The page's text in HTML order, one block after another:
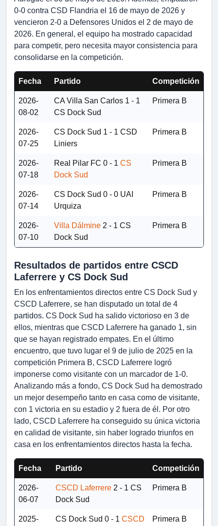
0-0 contra CSD Flandria el 16 de mayo de 2026 y
vencieron 2-0 a Defensores Unidos el 2 de mayo de
2026. En general, el equipo ha mostrado capacidad
para competir, pero necesita mayor consistencia para
consolidarse en la competición.
Fecha Partido Competición
2026-
08-02
CA Villa San Carlos 1 - 1
CS Dock Sud
Primera B
2026-
07-25
CS Dock Sud 1 - 1 CSD
Liniers
Primera B
2026-
07-18
Real Pilar FC 0 - 1 CS
Dock Sud
Primera B
2026-
07-14
CS Dock Sud 0 - 0 UAI
Urquiza
Primera B
2026-
07-10
Villa Dálmine 2 - 1 CS
Dock Sud
Primera B
Resultados de partidos entre CSCD
Laferrere y CS Dock Sud
En los enfrentamientos directos entre CS Dock Sud y
CSCD Laferrere, se han disputado un total de 4
partidos. CS Dock Sud ha salido victorioso en 3 de
ellos, mientras que CSCD Laferrere ha ganado 1, sin
que se hayan registrado empates. En el último
encuentro, que tuvo lugar el 9 de julio de 2025 en la
competición Primera B, CSCD Laferrere logró
imponerse como visitante con un marcador de 1-0.
Analizando más a fondo, CS Dock Sud ha demostrado
un mejor desempeño tanto en casa como de visitante,
con 1 victoria en su estadio y 2 fuera de él. Por otro
lado, CSCD Laferrere ha conseguido su única victoria
en calidad de visitante, sin haber logrado triunfos en
casa en los enfrentamientos directos hasta la fecha.
Fecha Partido Competición
2026-
06-07
CSCD Laferrere 2 - 1 CS
Dock Sud
Primera B
2025-
CS Dock Sud 0 - 1 CSCD
Primera B